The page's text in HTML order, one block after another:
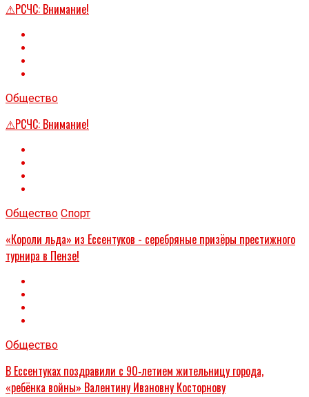
⚠РСЧС: Внимание!
Общество
⚠РСЧС: Внимание!
Общество Спорт
«Короли льда» из Ессентуков - серебряные призёры престижного
турнира в Пензе!
Общество
В Ессентуках поздравили с 90‑летием жительницу города,
«ребёнка войны» Валентину Ивановну Косторнову